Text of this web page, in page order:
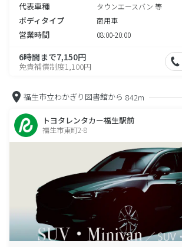
代表車種 タウンエースバン 等
ボディタイプ 商用車
営業時間 08:00-20:00
6時間まで7,150円
免責補償制度1,100円
福生市立わかぎり図書館から 842m
トヨタレンタカー福生駅前
福生市東町2-8